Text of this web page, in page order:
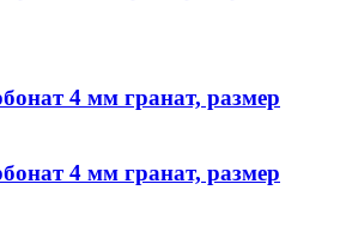
4 мм гранат, размер
4 мм гранат, размер